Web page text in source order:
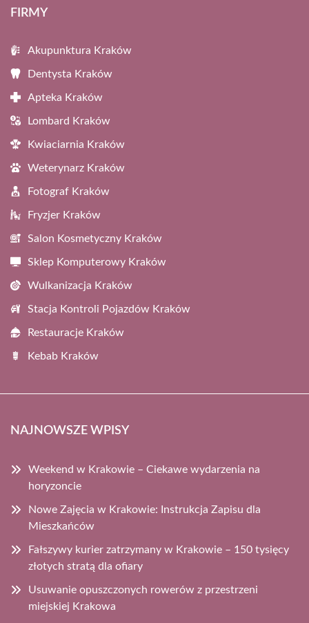
FIRMY
Akupunktura Kraków
Dentysta Kraków
Apteka Kraków
Lombard Kraków
Kwiaciarnia Kraków
Weterynarz Kraków
Fotograf Kraków
Fryzjer Kraków
Salon Kosmetyczny Kraków
Sklep Komputerowy Kraków
Wulkanizacja Kraków
Stacja Kontroli Pojazdów Kraków
Restauracje Kraków
Kebab Kraków
NAJNOWSZE WPISY
Weekend w Krakowie – Ciekawe wydarzenia na
horyzoncie
Nowe Zajęcia w Krakowie: Instrukcja Zapisu dla
Mieszkańców
Fałszywy kurier zatrzymany w Krakowie – 150 tysięcy
złotych stratą dla ofiary
Usuwanie opuszczonych rowerów z przestrzeni
miejskiej Krakowa